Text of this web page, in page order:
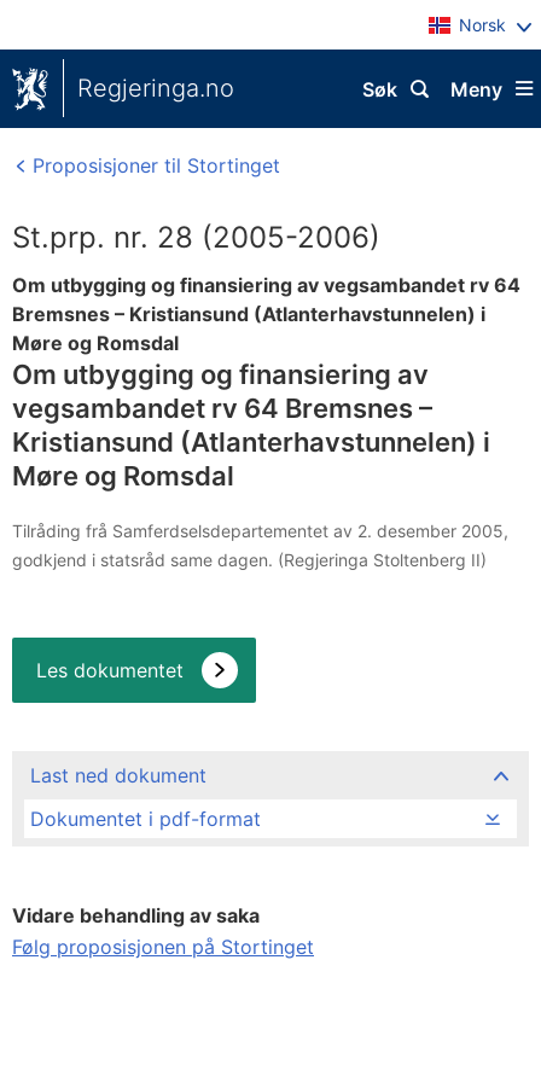
Norsk
Regjeringa.no Meny
Søk
Proposisjoner til Stortinget
St.prp. nr. 28 (2005-2006)
Om utbygging og finansiering av vegsambandet rv 64
Bremsnes – Kristiansund (Atlanterhavstunnelen) i
Møre og Romsdal
Om utbygging og finansiering av
vegsambandet rv 64 Bremsnes –
Kristiansund (Atlanterhavstunnelen) i
Møre og Romsdal
Tilråding frå Samferdselsdepartementet av 2. desember 2005,
godkjend i statsråd same dagen. (Regjeringa Stoltenberg II)
Les dokumentet
Last ned dokument
Dokumentet i pdf-format
Vidare behandling av saka
Følg proposisjonen på Stortinget